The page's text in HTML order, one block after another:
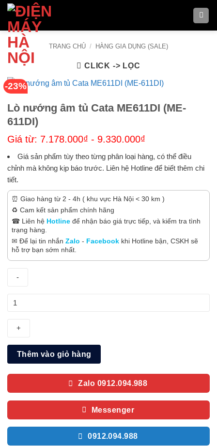
Bỏ
nội
dung
TRANG CHỦ / HÀNG GIA DỤNG (SALE)
CLICK -> LỌC
-23%
Lò nướng âm tủ Cata ME611DI (ME-
611DI)
Giá từ: 7.178.000₫ - 9.330.000₫
Giá sản phẩm tùy theo từng phân loại hàng, có thể điều
chỉnh mà không kịp báo trước. Liên hệ Hotline để biết thêm chi
tiết.
⏰ Giao hàng từ 2 - 4h ( khu vực Hà Nội < 30 km )
♻️ Cam kết sản phẩm chính hãng
☎ Liên hệ Hotline để nhận báo giá trực tiếp, và kiểm tra tình
trạng hàng.
✉ Để lại tin nhắn Zalo - Facebook khi Hotline bận, CSKH sẽ
hỗ trợ bạn sớm nhất.
Lò
Cata
ME611DI
(ME-
611DI)
lượng
Thêm vào giỏ hàng
Zalo 0912.094.988
Messenger
0912.094.988